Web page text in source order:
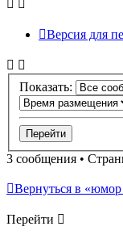
Версия для
Показать:
3 сообщения •
Вернуться в «юмор
Перейти